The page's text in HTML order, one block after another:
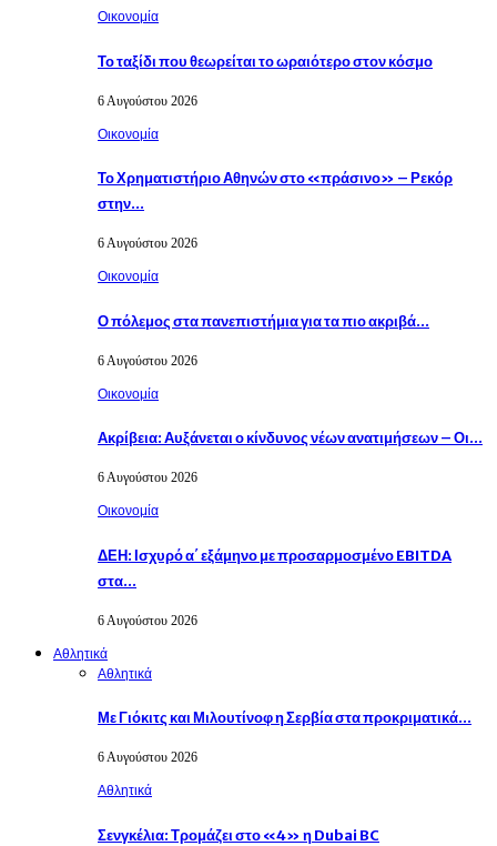
Οικονομία
Το ταξίδι που θεωρείται το ωραιότερο στον κόσμο
6 Αυγούστου 2026
Οικονομία
Το Χρηματιστήριο Αθηνών στο «πράσινο» – Ρεκόρ
στην…
6 Αυγούστου 2026
Οικονομία
Ο πόλεμος στα πανεπιστήμια για τα πιο ακριβά…
6 Αυγούστου 2026
Οικονομία
Ακρίβεια: Αυξάνεται ο κίνδυνος νέων ανατιμήσεων – Οι…
6 Αυγούστου 2026
Οικονομία
ΔΕΗ: Ισχυρό α΄ εξάμηνο με προσαρμοσμένο EBITDA
στα…
6 Αυγούστου 2026
Αθλητικά
Αθλητικά
Με Γιόκιτς και Μιλουτίνοφ η Σερβία στα προκριματικά…
6 Αυγούστου 2026
Αθλητικά
Σενγκέλια: Τρομάζει στο «4» η Dubai BC